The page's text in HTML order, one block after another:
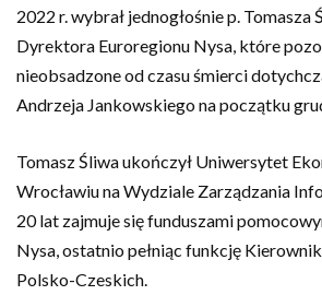
2022 r. wybrał jednogłośnie p. Tomasza
Dyrektora Euroregionu Nysa, które
nieobsadzone od czasu śmierci
Andrzeja Jankowskiego na początku
Tomasz Śliwa ukończył Uniwersytet
Wrocławiu na Wydziale Zarządzania
20 lat zajmuje się funduszami
Nysa, ostatnio pełniąc funkcję
Polsko-Czeskich.